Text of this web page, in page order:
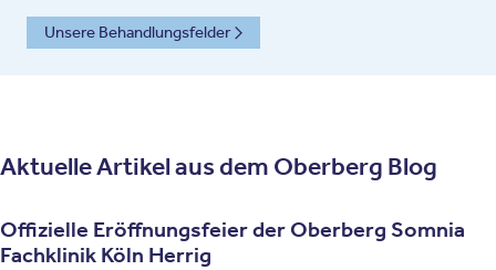
Unsere Behandlungsfelder
Aktuelle Artikel aus dem Oberberg Blog
Offizielle Eröffnungsfeier der Oberberg Somnia
Fachklinik Köln Herrig